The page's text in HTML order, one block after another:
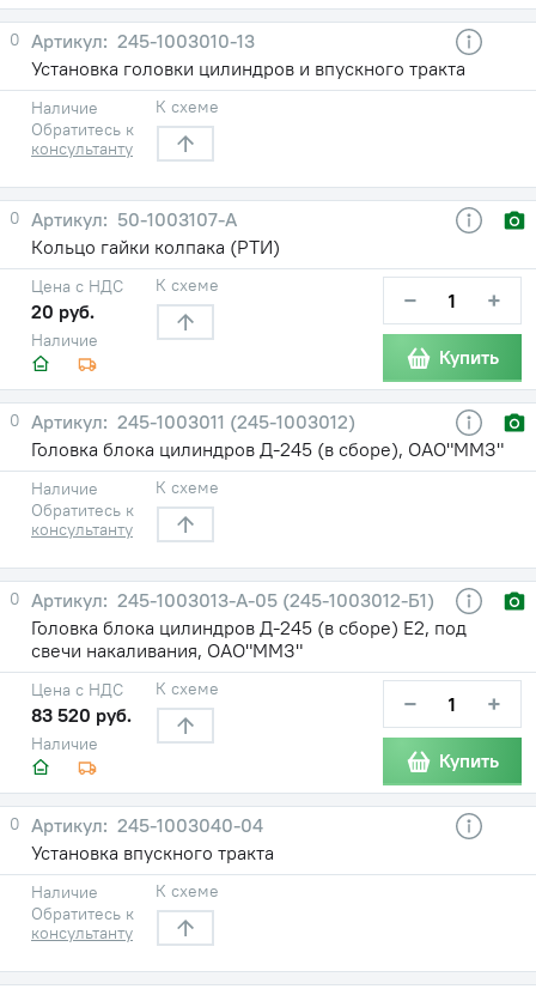
0
245-1003010-13
Установка головки цилиндров и впускного тракта
Наличие
Обратитесь к
консультанту
К схеме
0
50-1003107-А
Кольцо гайки колпака (РТИ)
Наличие
Цена с НДС
20 руб.
К схеме − +
Купить
0
245-1003011 (245-1003012)
Головка блока цилиндров Д-245 (в сборе), ОАО"ММЗ"
Наличие
Обратитесь к
консультанту
К схеме
0
245-1003013-А-05 (245-1003012-Б1)
Головка блока цилиндров Д-245 (в сборе) Е2, под
свечи накаливания, ОАО"ММЗ"
Наличие
Цена с НДС
83 520 руб.
К схеме − +
Купить
0
245-1003040-04
Установка впускного тракта
Наличие
Обратитесь к
консультанту
К схеме